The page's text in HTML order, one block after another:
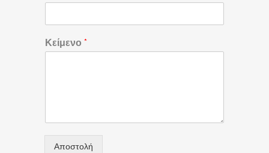
Κείμενο *
Αποστολή